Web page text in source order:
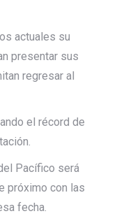
actuales su
presentar sus
regresar al
el récord de
Pacífico será
próximo con las
fecha.